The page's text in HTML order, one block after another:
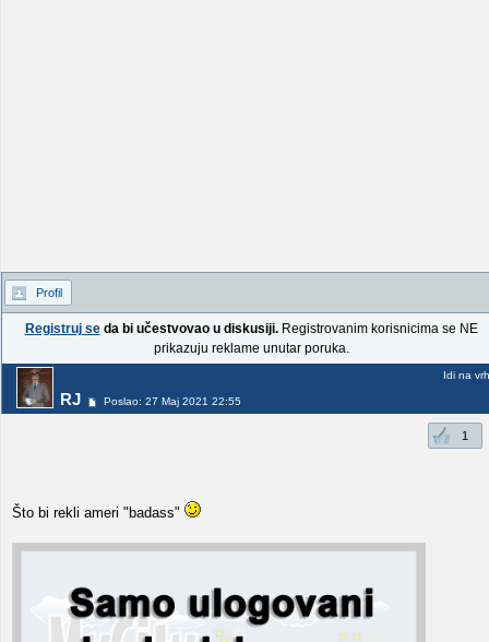
Profil
Registruj seda bi učestvovao u diskusiji.Registrovanim korisnicima se NE
prikazuju reklame unutar poruka.
RJ Poslao: 27 Maj 2021 22:55
Idi na vrh
1
Što bi rekli ameri "badass"